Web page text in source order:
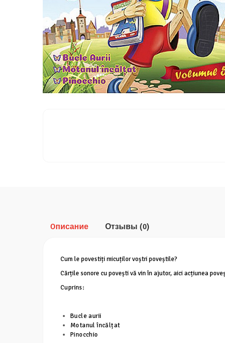
Oписание Отзывы (0)
Cum le povestiți micuților voștri poveștile?
Cărțile sonore cu povești vă vin în ajutor, aici acțiunea
Cuprins:
Bucle aurii
Motanul încălțat
Pinocchio